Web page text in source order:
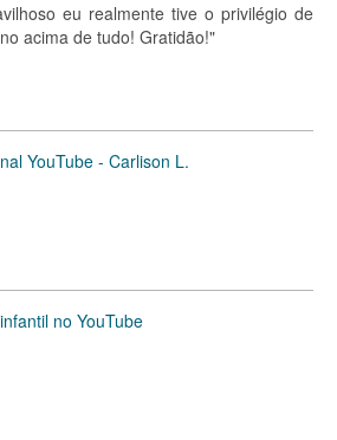
eu realmente tive o privilégio de
acima de tudo! Gratidão!"
YouTube - Carlison L.
no YouTube